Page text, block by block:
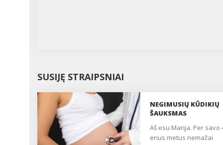
SUSIJĘ STRAIPSNIAI
NEGIMUSIŲ KŪDIKIŲ
ŠAUKSMAS
Aš esu Marija. Per savo 47-
erius metus nemažai